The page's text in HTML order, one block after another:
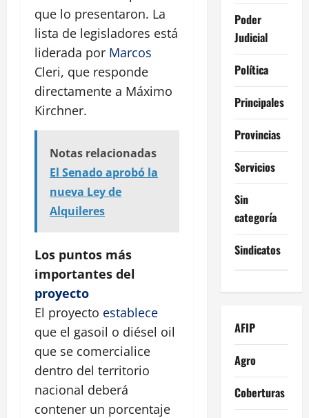
que lo presentaron. La
lista de legisladores está
liderada por Marcos
Cleri, que responde
directamente a Máximo
Kirchner.
Notas relacionadas
El Senado aprobó la
nueva Ley de
Alquileres
Los puntos más
importantes del
proyecto
El proyecto establece
que el gasoil o diésel oil
que se comercialice
dentro del territorio
nacional deberá
contener un porcentaje
Poder
Judicial
Política
Principales
Provincias
Servicios
Sin
categoría
Sindicatos
AFIP
Agro
Coberturas